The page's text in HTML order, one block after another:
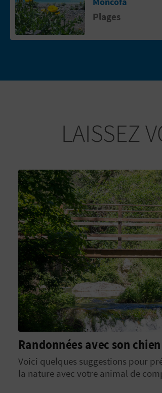
Plages
LAISSEZ
Randonnées avec son
Voici quelques suggestions pour
la nature avec votre animal de